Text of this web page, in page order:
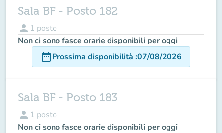
Sala BF - Posto 182
person 1 posto
Non ci sono fasce orarie disponibili per oggi
date_rangeProssima disponibilità :07/08/2026
Sala BF - Posto 183
person 1 posto
Non ci sono fasce orarie disponibili per oggi